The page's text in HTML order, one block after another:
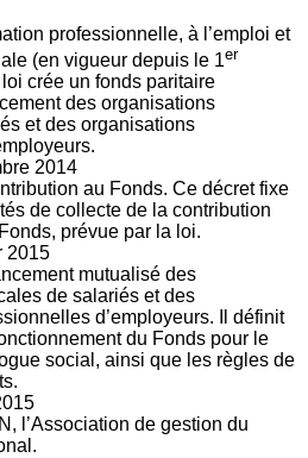
professionnelle, à l’emploi et
(en vigueur depuis le 1er
crée un fonds paritaire
des organisations
et des organisations
2014
au Fonds. Ce décret fixe
de collecte de la contribution
prévue par la loi.
2015
mutualisé des
de salariés et des
d’employeurs. Il définit
du Fonds pour le
social, ainsi que les règles de
l’Association de gestion du